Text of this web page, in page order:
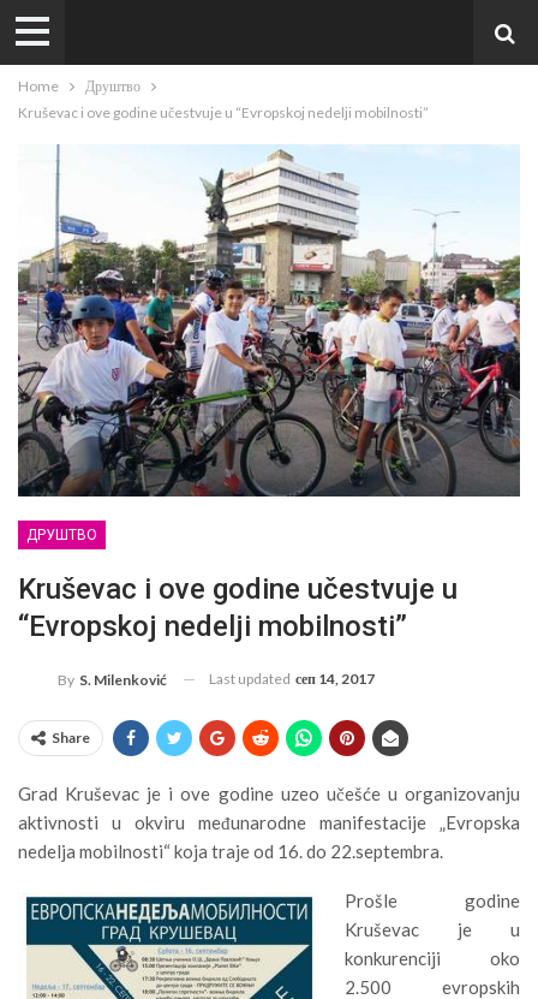
Home
Друштво
Kruševac i ove godine učestvuje u “Evropskoj nedelji mobilnosti”
ДРУШТВО
Kruševac i ove godine učestvuje u
“Evropskoj nedelji mobilnosti”
By S. Milenković Last updated сеп 14, 2017
Share
Grad Kruševac je i ove godine uzeo učešće u organizovanju
aktivnosti u okviru međunarodne manifestacije „Evropska
nedelja mobilnosti“ koja traje od 16. do 22.septembra.
Prošle godine
Kruševac je u
konkurenciji oko
2.500 evropskih